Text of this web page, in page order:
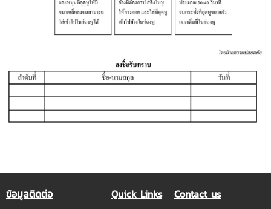
ข้อมูลติดต่อ
Quick Links
Contact us